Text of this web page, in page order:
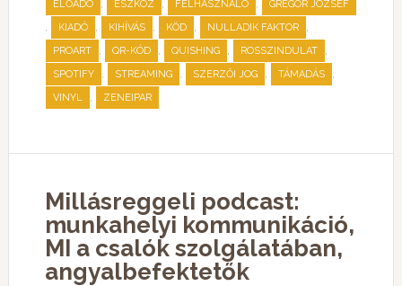
ELŐADÓ , ESZKÖZ , FELHASZNÁLÓ , GREGOR JÓZSEF
, KIADÓ , KIHÍVÁS , KÖD , NULLADIK FAKTOR ,
PROART , QR-KÓD , QUISHING , ROSSZINDULAT ,
SPOTIFY , STREAMING , SZERZŐI JOG , TÁMADÁS ,
VINYL , ZENEIPAR
Millásreggeli podcast:
munkahelyi kommunikáció,
MI a csalók szolgálatában,
angyalbefektetők